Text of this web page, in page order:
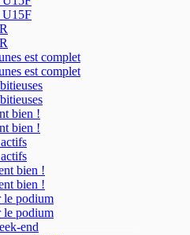
U15F
est complet
est complet
bien !
bien !
bien !
bien !
le podium
le podium
end